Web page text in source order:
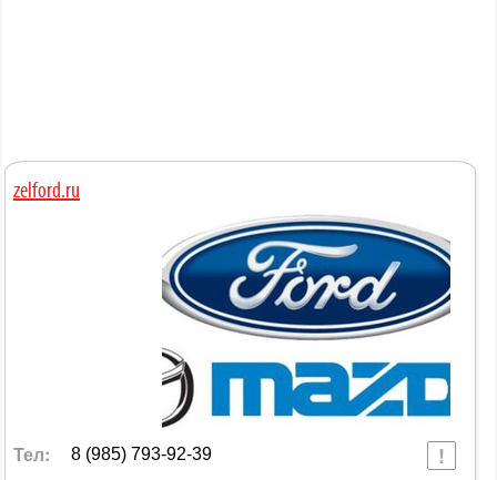
zelford.ru
Тел: 8 (985) 793-92-39